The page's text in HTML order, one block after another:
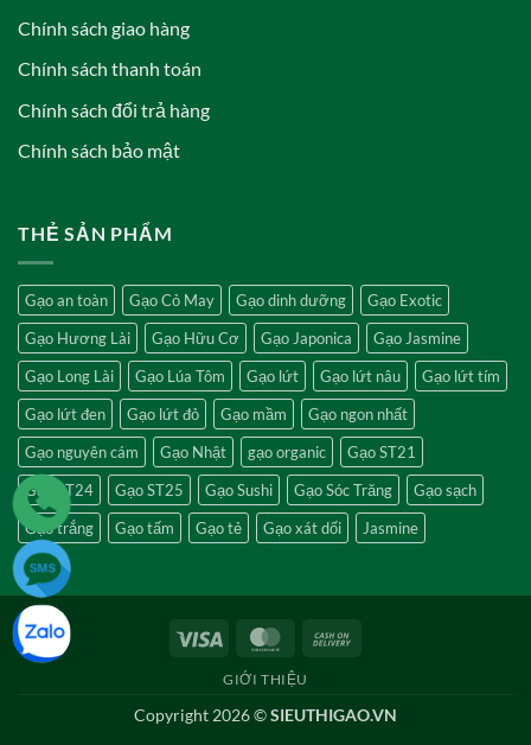
Chính sách giao hàng
Chính sách thanh toán
Chính sách đổi trả hàng
Chính sách bảo mật
THẺ SẢN PHẨM
Gạo an toàn Gạo Cỏ May Gạo dinh dưỡng
Gạo Exotic
Gạo Hương Lài
Gạo Hữu Cơ Gạo Japonica
Gạo Jasmine
Gạo Long Lài
Gạo Lúa Tôm Gạo lứt Gạo lứt nâu
Gạo lứt tím
Gạo lứt đen
Gạo lứt đỏ Gạo mầm
Gạo ngon nhất
Gạo nguyên cám
Gạo Nhật gạo organic
Gạo ST21
Gạo ST24
Gạo ST25 Gạo Sushi Gạo Sóc Trăng
Gạo sạch
Gạo trắng
Gạo tấm Gạo tẻ Gạo xát dối Jasmine
Visa MasterCard
GIỚI THIỆU
Copyright 2026 ©SIEUTHIGAO.VN